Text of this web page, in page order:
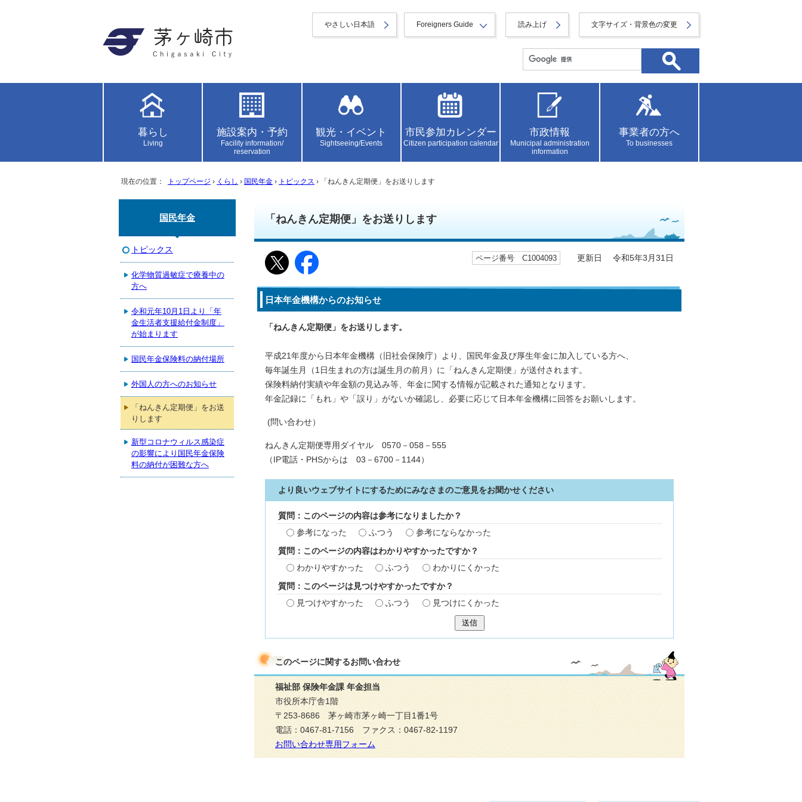
やさしい日本語 Foreigners Guide 読み上げ 文字サイズ・背景色の変更
暮らし
Living
施設案内・予約
Facility information/
reservation
観光・イベント
Sightseeing/Events
市民参加カレンダー
Citizen participation calendar
市政情報
Municipal administration
information
事業者の方へ
To businesses
現在の位置： トップページ › くらし › 国民年金 › トピックス › 「ねんきん定期便」をお送りします
「ねんきん定期便」をお送りします
ページ番号 C1004093 更新日 令和5年3月31日
日本年金機構からのお知らせ
「ねんきん定期便」をお送りします。
平成21年度から日本年金機構（旧社会保険庁）より、国民年金及び厚生年金に加入している方へ、
毎年誕生月（1日生まれの方は誕生月の前月）に「ねんきん定期便」が送付されます。
保険料納付実績や年金額の見込み等、年金に関する情報が記載された通知となります。
年金記録に「もれ」や「誤り」がないか確認し、必要に応じて日本年金機構に回答をお願いします。
(問い合わせ）
ねんきん定期便専用ダイヤル 0570－058－555
（IP電話・PHSからは 03－6700－1144）
より良いウェブサイトにするためにみなさまのご意見をお聞かせください
質問：このページの内容は参考になりましたか？
参考になった
ふつう 参考にならなかった
質問：このページの内容はわかりやすかったですか？
わかりやすかった
ふつう わかりにくかった
質問：このページは見つけやすかったですか？
見つけやすかった
ふつう 見つけにくかった
送信
このページに関するお問い合わせ
福祉部 保険年金課 年金担当
市役所本庁舎1階
〒253-8686 茅ヶ崎市茅ヶ崎一丁目1番1号
電話：0467-81-7156 ファクス：0467-82-1197
お問い合わせ専用フォーム
国民年金
トピックス
化学物質過敏症で療養中の
方へ
令和元年10月1日より「年
金生活者支援給付金制度」
が始まります
国民年金保険料の納付場所
外国人の方へのお知らせ
「ねんきん定期便」をお送
りします
新型コロナウィルス感染症
の影響により国民年金保険
料の納付が困難な方へ